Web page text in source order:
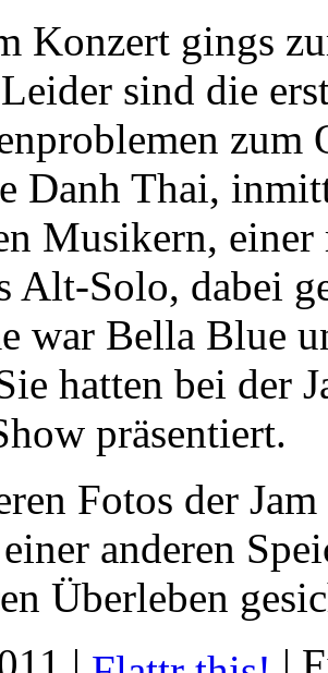
Konzert gings
sind die
Danh Thai,
Musikern,
Alt-Solo, dabei
war Bella Blue
hatten bei der
präsentiert.
Fotos der
anderen
Überleben